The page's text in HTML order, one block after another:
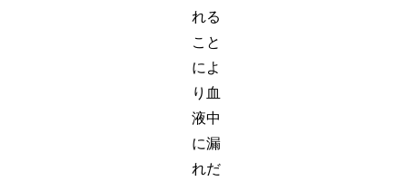
れる
こと
によ
り血
液中
に漏
れだ